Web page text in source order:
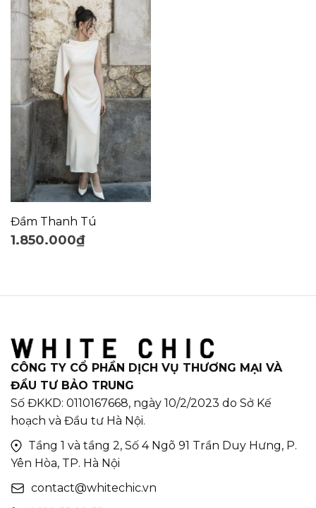
Đầm Thanh Tú
1.850.000₫
CÔNG TY CỔ PHẦN DỊCH VỤ THƯƠNG MẠI VÀ
ĐẦU TƯ BẢO TRUNG
Số ĐKKD: 0110167668, ngày 10/2/2023 do Sở Kế
hoạch và Đầu tư Hà Nội.
Tầng 1 và tầng 2, Số 4 Ngõ 91 Trần Duy Hưng, P.
Yên Hòa, TP. Hà Nội
contact@whitechic.vn